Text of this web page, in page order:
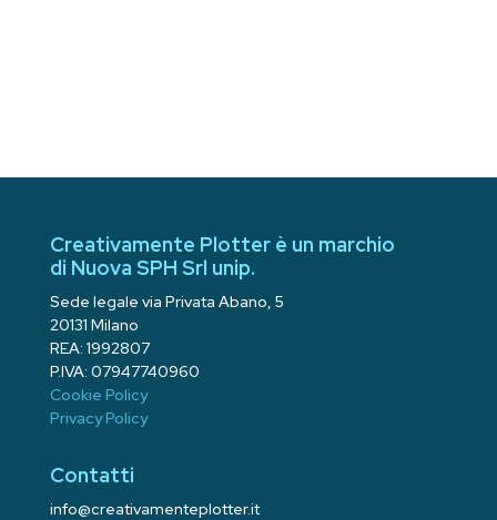
Creativamente Plotter è un marchio
di Nuova SPH Srl unip.
Sede legale via Privata Abano, 5
20131 Milano
REA: 1992807
P.IVA: 07947740960
Cookie Policy
Privacy Policy
Contatti
info@creativamenteplotter.it